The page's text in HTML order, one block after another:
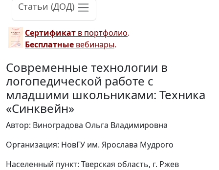
Статьи (ДОД)
Сертификат в портфолио.
Бесплатные вебинары.
Современные технологии в
логопедической работе с
младшими школьниками: Техника
«Синквейн»
Автор: Виноградова Ольга Владимировна
Организация: НовГУ им. Ярослава Мудрого
Населенный пункт: Тверская область, г. Ржев